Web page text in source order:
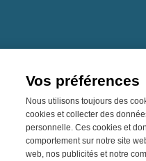
Vos préférences
Nous utilisons toujours des
cookies et collecter des
personnelle. Ces cookies et
comportement sur notre site
web, nos publicités et notre